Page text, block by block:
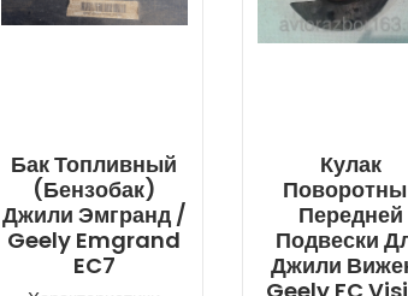
Бак Топливный
(бензобак)
Джили Эмгранд /
Geely Emgrand
EC7
Кулак
Передней
Подвески
Джили